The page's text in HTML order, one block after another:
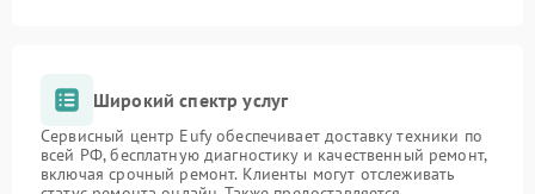
Широкий спектр услуг
Сервисный центр Eufy обеспечивает доставку техники по
всей РФ, бесплатную диагностику и качественный ремонт,
включая срочный ремонт. Клиенты могут отслеживать